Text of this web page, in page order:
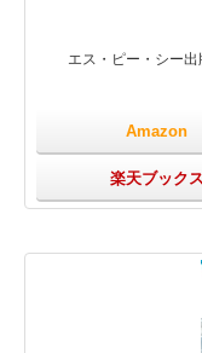
エス・ピー・シー
Amazon
楽天ブックス